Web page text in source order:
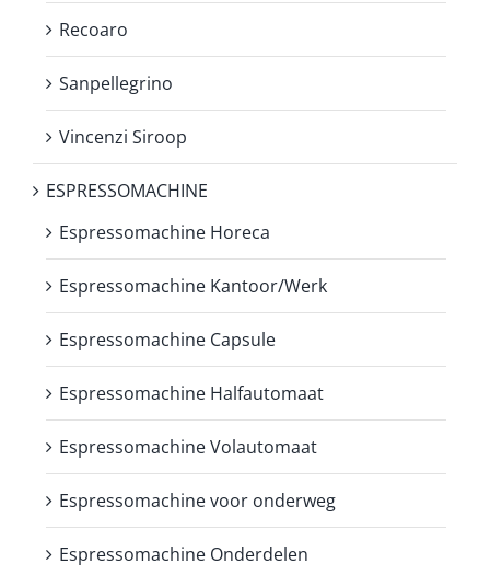
Recoaro
Sanpellegrino
Vincenzi Siroop
ESPRESSOMACHINE
Espressomachine Horeca
Espressomachine Kantoor/Werk
Espressomachine Capsule
Espressomachine Halfautomaat
Espressomachine Volautomaat
Espressomachine voor onderweg
Espressomachine Onderdelen